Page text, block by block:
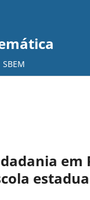
SBEM
em